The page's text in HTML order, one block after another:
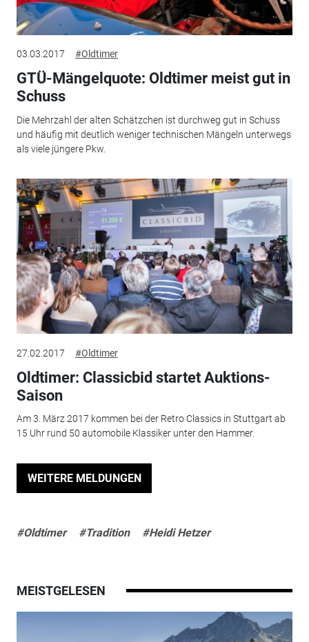
03.03.2017 #Oldtimer
GTÜ-Mängelquote: Oldtimer meist gut in
Schuss
Die Mehrzahl der alten Schätzchen ist durchweg gut in Schuss
und häufig mit deutlich weniger technischen Mängeln unterwegs
als viele jüngere Pkw.
27.02.2017 #Oldtimer
Oldtimer: Classicbid startet Auktions-
Saison
Am 3. März 2017 kommen bei der Retro Classics in Stuttgart ab
15 Uhr rund 50 automobile Klassiker unter den Hammer.
WEITERE MELDUNGEN
#Oldtimer #Tradition #Heidi Hetzer
MEISTGELESEN